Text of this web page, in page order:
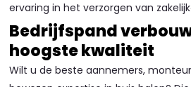
ervaring in het verzorgen van
Bedrijfspand
hoogste kwaliteit
Wilt u de beste aannemers,